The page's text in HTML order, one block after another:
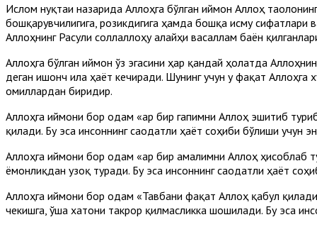
Ислом нуқтаи назарида Аллоҳга бўлган иймон Аллоҳ
бошқарувчилигига, розикдигига ҳамда бошқа исму
Аллоҳнинг Расули соллаллоҳу алайҳи васаллам баён
Аллоҳга бўлган иймон ўз эгасини ҳар қандай ҳолатда
деган ишонч ила ҳаёт кечиради. Шунинг учун у фақат
омиллардан биридир.
Аллоҳга иймони бор одам «Ҳар бир гапимни Аллоҳ эшитиб
қилади. Бу эса инсоннинг саодатли ҳаёт соҳиби бўлиши учун
Аллоҳга иймони бор одам «Ҳар бир амалимни Аллоҳ ҳисоблаб
ёмонлиқдан узоқ туради. Бу эса инсоннинг саодатли ҳаёт
Аллоҳга иймони бор одам «Тавбани фақат Аллоҳ қабул
чекишга, ўша хатони такрор қилмасликка шошилади. Бу эса